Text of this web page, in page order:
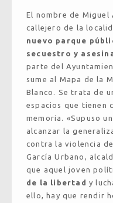
El nombre de Miguel
callejero de la
nuevo parque
secuestro y
parte del
sume al Mapa de la
Blanco. Se trata de
espacios que tienen
memoria. «Supuso
alcanzar la
contra la violencia
García Urbano,
que aquel joven
de la libertad y
ello, hay que rendir